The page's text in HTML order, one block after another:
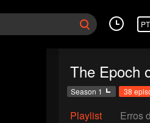
PT
The Epoch
Season 1 38
Playlist Erros